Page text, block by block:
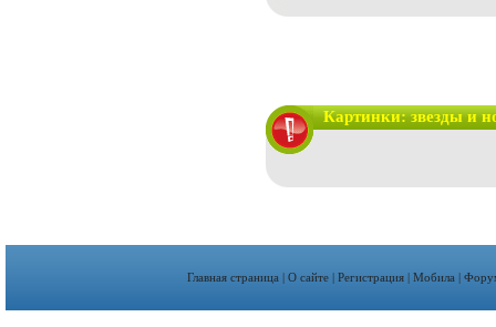
Картинки: звезды и
Главная страница | О сайте | Регистрация | Мобила |